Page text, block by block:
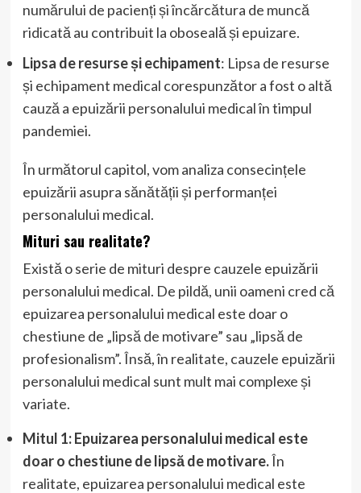
numărului de pacienți și încărcătura de muncă
ridicată au contribuit la oboseală și epuizare.
Lipsa de resurse și echipament: Lipsa de resurse
și echipament medical corespunzător a fost o altă
cauză a epuizării personalului medical în timpul
pandemiei.
În următorul capitol, vom analiza consecințele
epuizării asupra sănătății și performanței
personalului medical.
Mituri sau realitate?
Există o serie de mituri despre cauzele epuizării
personalului medical. De pildă, unii oameni cred că
epuizarea personalului medical este doar o
chestiune de „lipsă de motivare” sau „lipsă de
profesionalism”. Însă, în realitate, cauzele epuizării
personalului medical sunt mult mai complexe și
variate.
Mitul 1: Epuizarea personalului medical este
doar o chestiune de lipsă de motivare.În
realitate, epuizarea personalului medical este